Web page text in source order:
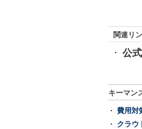
関連リ
公
キーマン
費用対
クラウ